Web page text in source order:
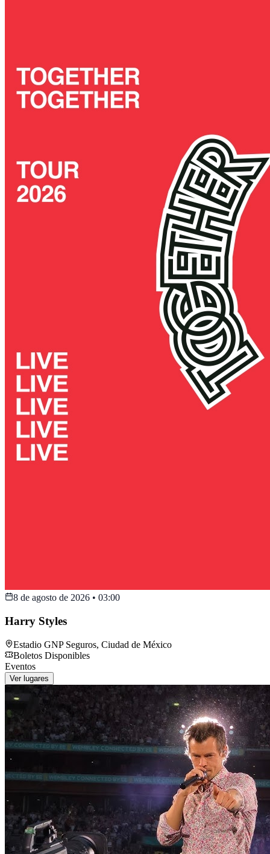
8 de agosto de 2026 • 03:00
Harry Styles
Estadio GNP Seguros, Ciudad de México
Boletos Disponibles
Eventos
Ver lugares